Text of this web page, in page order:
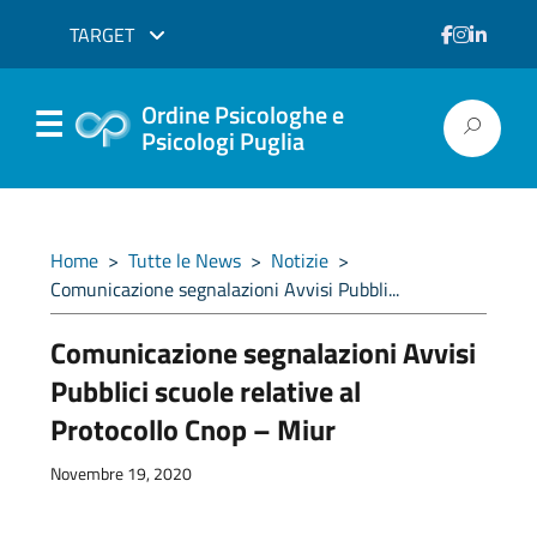
TARGET
Ordine Psicologhe e
Psicologi Puglia
Home > Tutte le News > Notizie >
Comunicazione segnalazioni Avvisi Pubbli...
Comunicazione segnalazioni Avvisi
Pubblici scuole relative al
Protocollo Cnop – Miur
Novembre 19, 2020